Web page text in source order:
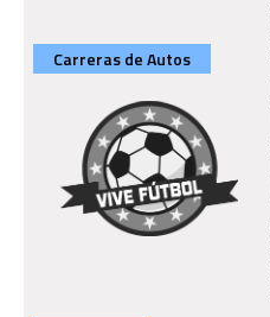
Carreras de Autos